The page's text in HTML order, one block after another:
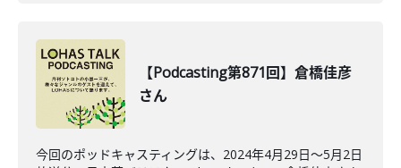
【Podcasting第871回】倉橋佳彦
さん
今回のポッドキャスティングは、2024年4月29日〜5月2日